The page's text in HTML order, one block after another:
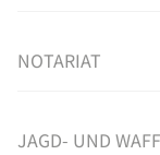
NOTARIAT
JAGD- UND